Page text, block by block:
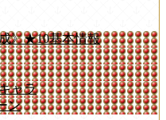
》★10基本情報
ャラ
ン